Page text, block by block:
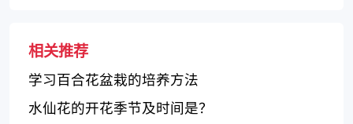
相关推荐
学习百合花盆栽的培养方法
水仙花的开花季节及时间是？